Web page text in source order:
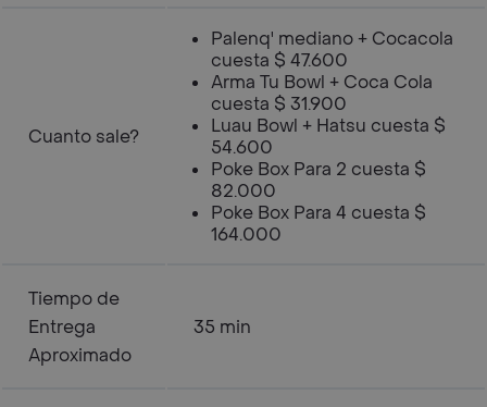
Cuanto sale?
Palenq' mediano + Cocacola
cuesta $ 47.600
Arma Tu Bowl + Coca Cola
cuesta $ 31.900
Luau Bowl + Hatsu cuesta $
54.600
Poke Box Para 2 cuesta $
82.000
Poke Box Para 4 cuesta $
164.000
Tiempo de
Entrega
Aproximado
35 min